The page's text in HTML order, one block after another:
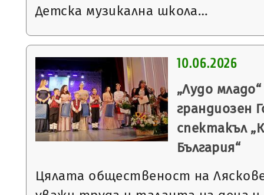
Детска музикална школа…
10.06.2026
„Лудо
грандиозен
спектакъл
България“
Цялата общественост на